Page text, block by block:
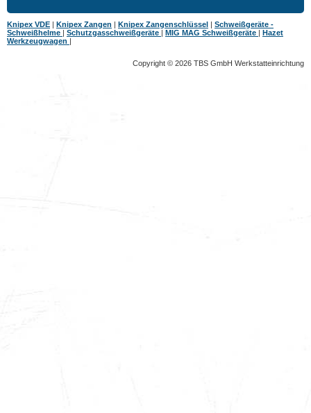
Knipex VDE | Knipex Zangen | Knipex Zangenschlüssel | Schweißgeräte -
Schweißhelme | Schutzgasschweißgeräte | MIG MAG Schweißgeräte | Hazet
Werkzeugwagen |
Copyright © 2026 TBS GmbH Werkstatteinrichtung